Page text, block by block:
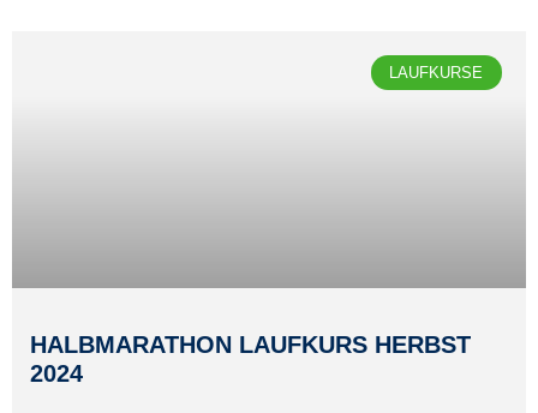
LAUFKURSE
HALBMARATHON LAUFKURS HERBST
2024